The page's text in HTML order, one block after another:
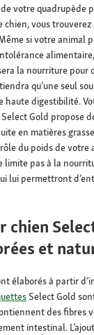
votre quadrupède
chien, vous
si votre animal
la nourriture pour
qu’une seul
haute digestibilité.
Gold propose
en matières
du poids de votre
limite pas à la
lui permettront
et
élaborés à partir
Select Gold
des fibres
intestinal.